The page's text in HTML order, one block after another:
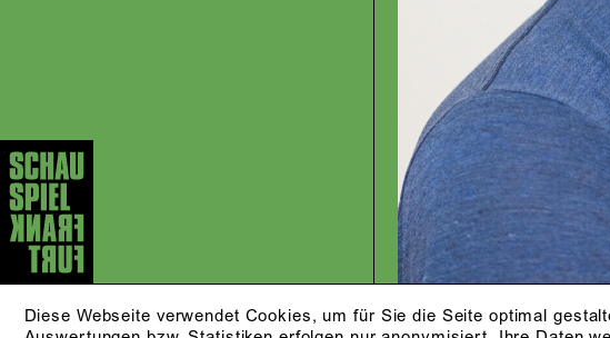
Diese Webseite verwendet Cookies, um für Sie die Seite optimal